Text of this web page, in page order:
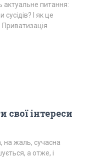
питання:
І як це
інтереси
на жаль, сучасна
а отже, і